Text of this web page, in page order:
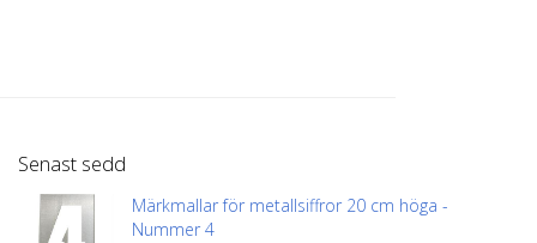
Senast sedd
Märkmallar för metallsiffror 20 cm höga -
Nummer 4